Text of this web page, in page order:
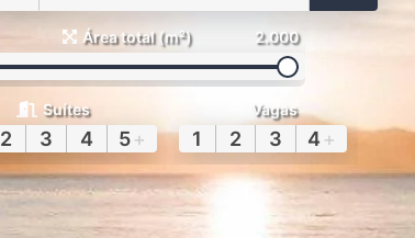
Área total (m²) 2.000
Suítes
2 3 4 5+
Vagas
1 2 3 4 +